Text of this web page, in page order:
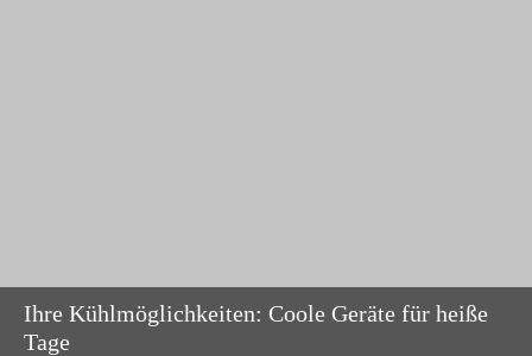
Ihre Kühlmöglichkeiten: Coole Geräte für heiße
Tage